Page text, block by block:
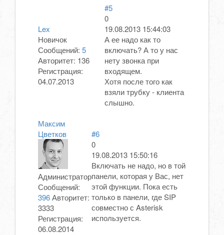
Lex
Новичок
Сообщений: 5
Авторитет: 136
Регистрация:
04.07.2013
#5
0
19.08.2013 15:44:03
А ее надо как то
включать? А то у нас
нету звонка при
входящем.
Хотя после того как
взяли трубку - клиента
слышно.
Максим
Цветков
Администратор
Сообщений:
396Авторитет:
3333
Регистрация:
06.08.2014
#6
0
19.08.2013 15:50:16
Включать не надо, но в той
панели, которая у Вас, нет
этой функции. Пока есть
только в панели, где SIP
совместно с Asterisk
используется.